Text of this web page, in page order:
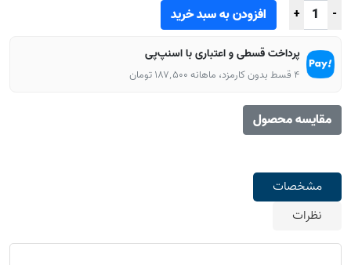
+ - افزودن به سبد خرید
پرداخت قسطی و اعتباری با اسنپ‌پی
۴ قسط بدون کارمزد، ماهانه ۱۸۷٬۵۰۰ تومان
مقایسه محصول
مشخصات
نظرات